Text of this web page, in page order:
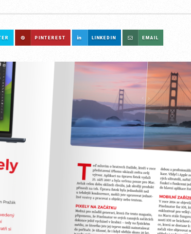
PINTEREST LINKEDIN EMAIL